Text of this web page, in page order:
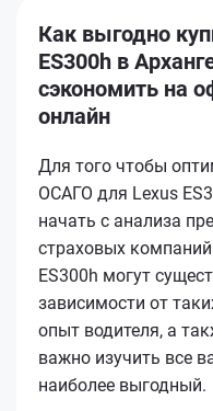
Как выгодно
ES300h в
сэкономить на
онлайн
Для того чтобы
ОСАГО для Lexus
начать с анализа
страховых
ES300h могут
зависимости от
опыт водителя, а
важно изучить все
наиболее выгодный.